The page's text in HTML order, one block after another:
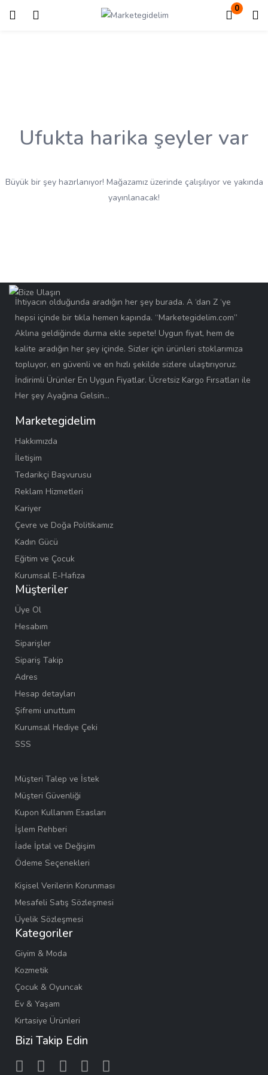
0
Giriş Kayıt ol
Ufukta harika şeyler var
Büyük bir şey hazırlanıyor! Mağazamız üzerinde çalışılıyor ve yakında
yayınlanacak!
İhtiyacın olduğunda aradığın her şey burada. A ‘dan Z ‘ye
hepsi içinde bir tıkla hemen kapında. “Marketegidelim.com”
Aklına geldiğinde durma ekle sepete! Uygun fiyat, hem de
kalite aradığın her şey içinde. Sizler için ürünleri stoklarımıza
topluyor, en güvenli ve en hızlı şekilde sizlere ulaştırıyoruz.
İndirimli Ürünler En Uygun Fiyatlar. Ücretsiz Kargo Fırsatları ile
Her şey Ayağına Gelsin…
Marketegidelim
Hakkımızda
İletişim
Tedarikçi Başvurusu
Reklam Hizmetleri
Kariyer
Çevre ve Doğa Politikamız
Kadın Gücü
Eğitim ve Çocuk
Kurumsal E-Hafıza
Müşteriler
Üye Ol
Hesabım
Siparişler
Sipariş Takip
Adres
Hesap detayları
Şifremi unuttum
Kurumsal Hediye Çeki
SSS
Müşteri Talep ve İstek
Müşteri Güvenliği
Kupon Kullanım Esasları
İşlem Rehberi
İade İptal ve Değişim
Ödeme Seçenekleri
Kişisel Verilerin Korunması
Mesafeli Satış Sözleşmesi
Üyelik Sözleşmesi
Kategoriler
Giyim & Moda
Kozmetik
Çocuk & Oyuncak
Ev & Yaşam
Kırtasiye Ürünleri
Bizi Takip Edin